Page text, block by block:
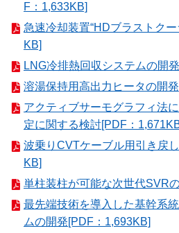
F：1,633KB]
急速冷却装置“HDブラストク
KB]
LNG冷排熱回収システムの開
溶湯保持用高出力ヒータの開
アクティブサーモグラフィ法
定に関する検討[PDF：
波乗りCVTケーブル用引き戻
KB]
単柱装柱が可能な次世代SVR
最先端技術を導入した基幹系
ムの開発[PDF：1,693KB]